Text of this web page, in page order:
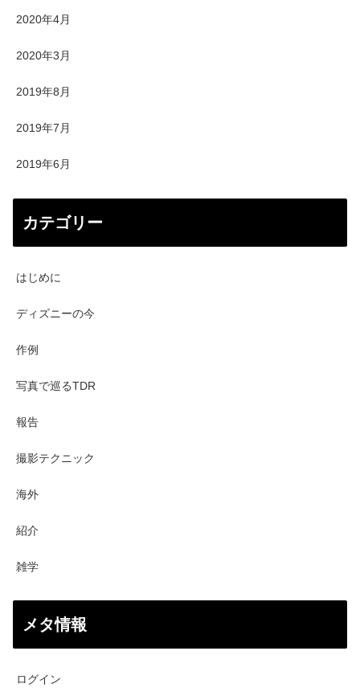
2020年4月
2020年3月
2019年8月
2019年7月
2019年6月
カテゴリー
はじめに
ディズニーの今
作例
写真で巡るTDR
報告
撮影テクニック
海外
紹介
雑学
メタ情報
ログイン